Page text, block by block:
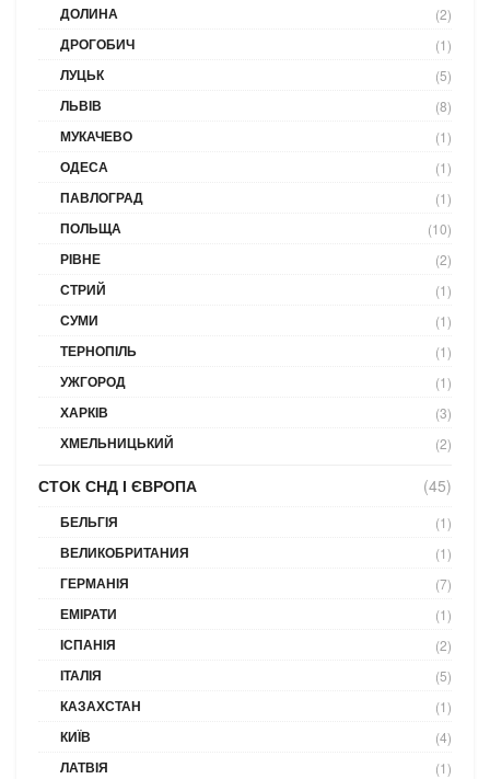
ДОЛИНА (2)
ДРОГОБИЧ (1)
ЛУЦЬК (5)
ЛЬВІВ (8)
МУКАЧЕВО (1)
ОДЕСА (1)
ПАВЛОГРАД (1)
ПОЛЬЩА (10)
РІВНЕ (2)
СТРИЙ (1)
СУМИ (1)
ТЕРНОПІЛЬ (1)
УЖГОРОД (1)
ХАРКІВ (3)
ХМЕЛЬНИЦЬКИЙ (2)
СТОК СНД І ЄВРОПА (45)
БЕЛЬГІЯ (1)
ВЕЛИКОБРИТАНИЯ (1)
ГЕРМАНІЯ (7)
ЕМІРАТИ (1)
ІСПАНІЯ (2)
ІТАЛІЯ (5)
КАЗАХСТАН (1)
КИЇВ (4)
ЛАТВІЯ (1)